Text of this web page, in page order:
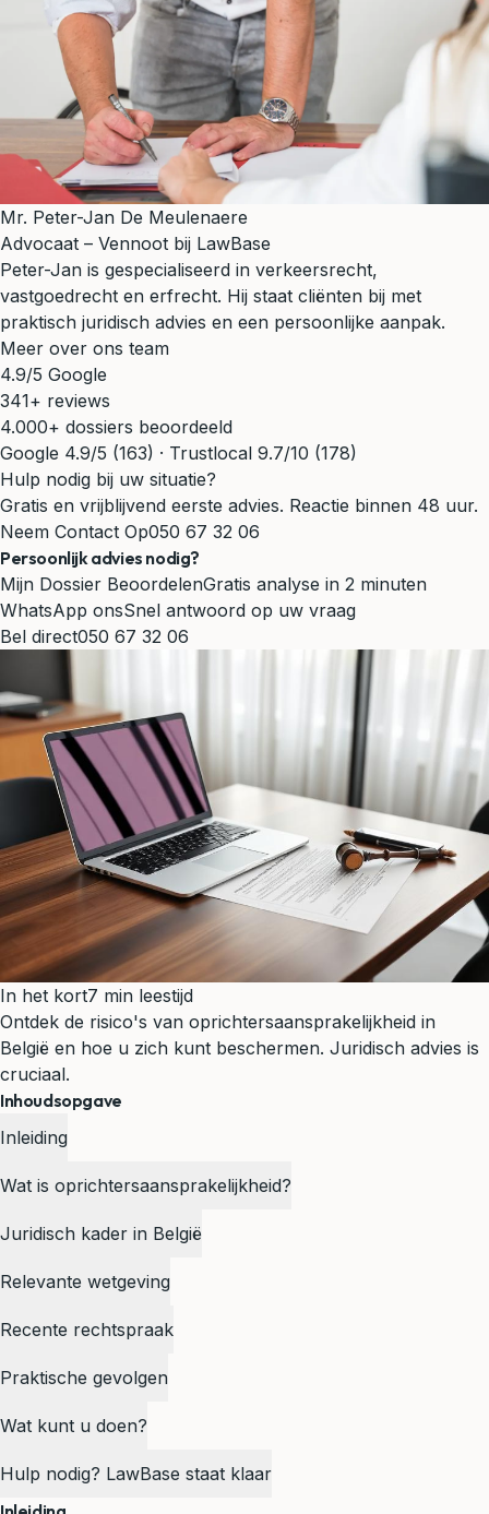
Mr. Peter-Jan De Meulenaere
Advocaat – Vennoot bij LawBase
Peter-Jan is gespecialiseerd in verkeersrecht,
vastgoedrecht en erfrecht. Hij staat cliënten bij met
praktisch juridisch advies en een persoonlijke aanpak.
Meer over ons team
4.9/5 Google
341+ reviews
4.000+ dossiers beoordeeld
Google 4.9/5 (163) · Trustlocal 9.7/10 (178)
Hulp nodig bij uw situatie?
Gratis en vrijblijvend eerste advies. Reactie binnen 48 uur.
Neem Contact Op050 67 32 06
Persoonlijk advies nodig?
Mijn Dossier BeoordelenGratis analyse in 2 minuten
WhatsApp onsSnel antwoord op uw vraag
Bel direct050 67 32 06
In het kort7 min leestijd
Ontdek de risico's van oprichtersaansprakelijkheid in
België en hoe u zich kunt beschermen. Juridisch advies is
cruciaal.
Inhoudsopgave
Inleiding
Wat is oprichtersaansprakelijkheid?
Juridisch kader in België
Relevante wetgeving
Recente rechtspraak
Praktische gevolgen
Wat kunt u doen?
Hulp nodig? LawBase staat klaar